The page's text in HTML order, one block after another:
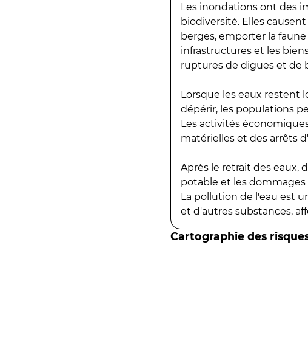
Les inondations ont des
biodiversité. Elles
berges, emporter la
infrastructures et les
ruptures de digues et de
Lorsque les eaux restent
dépérir, les populations
Les activités
matérielles et des arrêts
Après le retrait des eaux,
potable et les
La pollution de l'eau est
et d'autres substances,
Cartographie des